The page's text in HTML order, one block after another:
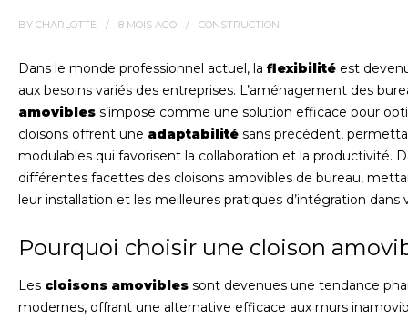
BY CHARLOTTE 8 MOIS AGO CONSTRUCTION
Dans le monde professionnel actuel, la flexibilité est
aux besoins variés des entreprises. L’aménagement des
amovibles s’impose comme une solution efficace pour
cloisons offrent une adaptabilité sans précédent,
modulables qui favorisent la collaboration et la productivité.
différentes facettes des cloisons amovibles de bureau,
leur installation et les meilleures pratiques d’intégration dans
Pourquoi choisir une cloison
Les cloisons amovibles sont devenues une tendance
modernes, offrant une alternative efficace aux murs